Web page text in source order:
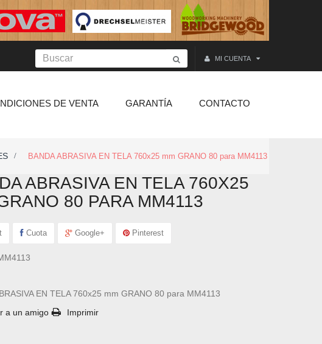
MI CUENTA
DE VENTA GARANTÍA CONTACTO
> BANDA ABRASIVA EN TELA 760x25 mm GRANO 80 para MM4113
ABRASIVA EN TELA 760X25
80 PARA MM4113
Cuota Google+ Pinterest
EN TELA 760x25 mm GRANO 80 para MM4113
a un amigo
Imprimir